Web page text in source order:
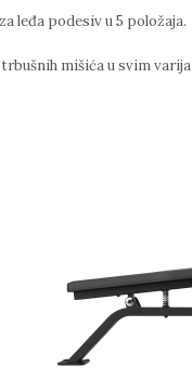
leđa podesiv u 5 položaja.
trbušnih mišića u svim